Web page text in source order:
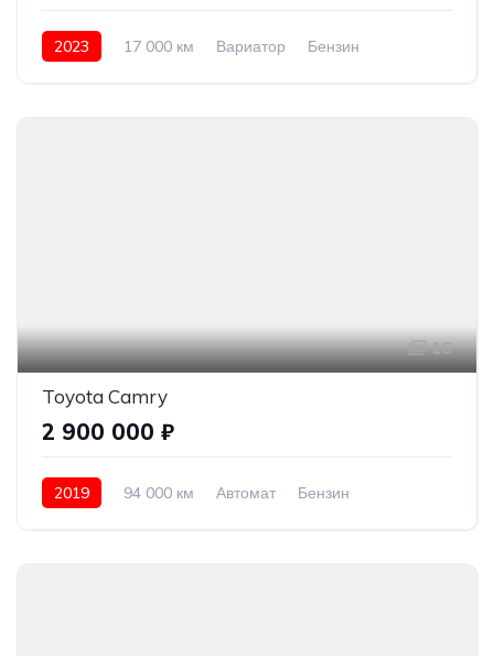
2023 17 000 км Вариатор
Бензин
16
Toyota Camry
2 900 000 ₽
2019 94 000 км Автомат
Бензин